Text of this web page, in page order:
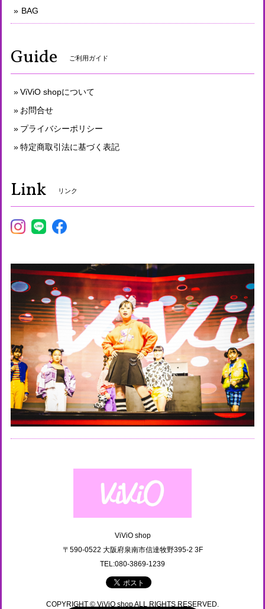
BAG
Guide ご利用ガイド
ViViO shopについて
お問合せ
プライバシーポリシー
特定商取引法に基づく表記
Link リンク
ViViO shop
〒590-0522 大阪府泉南市信達牧野395-2 3F
TEL:080-3869-1239
COPYRIGHT © ViViO shop ALL RIGHTS RESERVED.